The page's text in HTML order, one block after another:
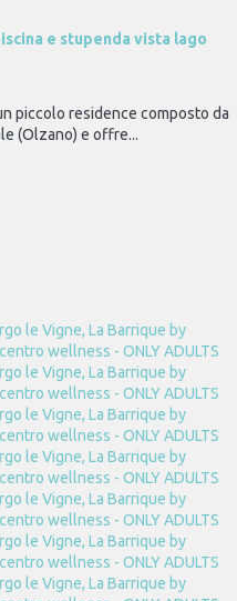
e stupenda vista lago
piccolo residence composto da
(Olzano) e offre...